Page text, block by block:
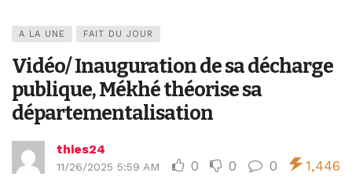
A LA UNE FAIT DU JOUR
Vidéo/ Inauguration de sa décharge
publique, Mékhé théorise sa
départementalisation
thies24
11/26/2025 5:59 AM 0 0 0 1,446